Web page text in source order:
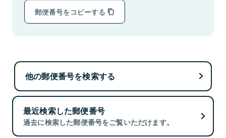
郵便番号をコピーする
他の郵便番号を検索する
最近検索した郵便番号
過去に検索した郵便番号をご覧いただけます。